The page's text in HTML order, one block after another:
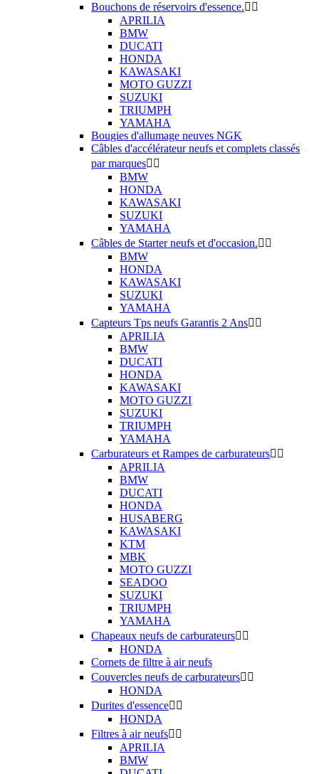
Bouchons de réservoirs d'essence. 
APRILIA
BMW
DUCATI
HONDA
KAWASAKI
MOTO GUZZI
SUZUKI
TRIUMPH
YAMAHA
Bougies d'allumage neuves NGK
Câbles d'accélérateur neufs et complets classés
par marques 
BMW
HONDA
KAWASAKI
SUZUKI
YAMAHA
Câbles de Starter neufs et d'occasion. 
BMW
HONDA
KAWASAKI
SUZUKI
YAMAHA
Capteurs Tps neufs Garantis 2 Ans 
APRILIA
BMW
DUCATI
HONDA
KAWASAKI
MOTO GUZZI
SUZUKI
TRIUMPH
YAMAHA
Carburateurs et Rampes de carburateurs 
APRILIA
BMW
DUCATI
HONDA
HUSABERG
KAWASAKI
KTM
MBK
MOTO GUZZI
SEADOO
SUZUKI
TRIUMPH
YAMAHA
Chapeaux neufs de carburateurs 
HONDA
Cornets de filtre à air neufs
Couvercles neufs de carburateurs 
HONDA
Durites d'essence 
HONDA
Filtres à air neufs 
APRILIA
BMW